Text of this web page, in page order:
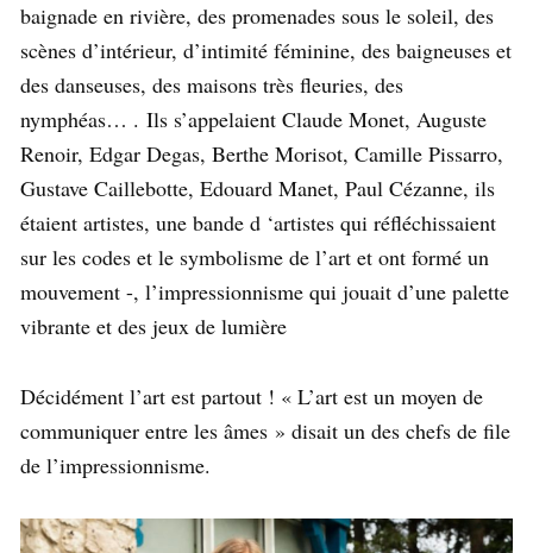
baignade en rivière, des promenades sous le soleil, des
scènes d’intérieur, d’intimité féminine, des baigneuses et
des danseuses, des maisons très fleuries, des
nymphéas… . Ils s’appelaient Claude Monet, Auguste
Renoir, Edgar Degas, Berthe Morisot, Camille Pissarro,
Gustave Caillebotte, Edouard Manet, Paul Cézanne, ils
étaient artistes, une bande d ‘artistes qui réfléchissaient
sur les codes et le symbolisme de l’art et ont formé un
mouvement -, l’impressionnisme qui jouait d’une palette
vibrante et des jeux de lumière
Décidément l’art est partout ! « L’art est un moyen de
communiquer entre les âmes » disait un des chefs de file
de l’impressionnisme.